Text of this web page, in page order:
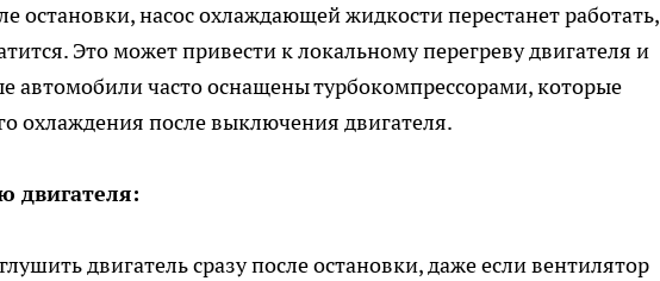
остановки, насос охлаждающей жидкости перестанет работать,
Это может привести к локальному перегреву двигателя и
автомобили часто оснащены турбокомпрессорами, которые
охлаждения после выключения двигателя.
двигателя:
двигатель сразу после остановки, даже если вентилятор